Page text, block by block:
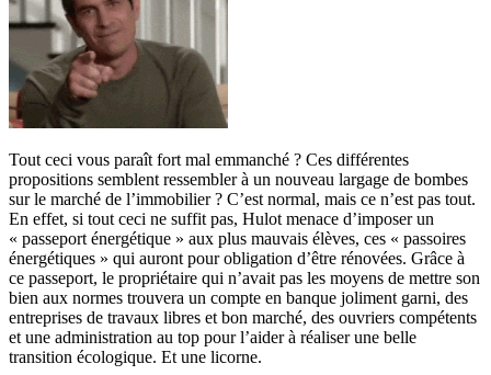
Tout ceci vous paraît fort mal emmanché ? Ces différentes
propositions semblent ressembler à un nouveau largage de bombes
sur le marché de l’immobilier ? C’est normal, mais ce n’est pas tout.
En effet, si tout ceci ne suffit pas, Hulot menace d’imposer un
« passeport énergétique » aux plus mauvais élèves, ces « passoires
énergétiques » qui auront pour obligation d’être rénovées. Grâce à
ce passeport, le propriétaire qui n’avait pas les moyens de mettre son
bien aux normes trouvera un compte en banque joliment garni, des
entreprises de travaux libres et bon marché, des ouvriers compétents
et une administration au top pour l’aider à réaliser une belle
transition écologique. Et une licorne.